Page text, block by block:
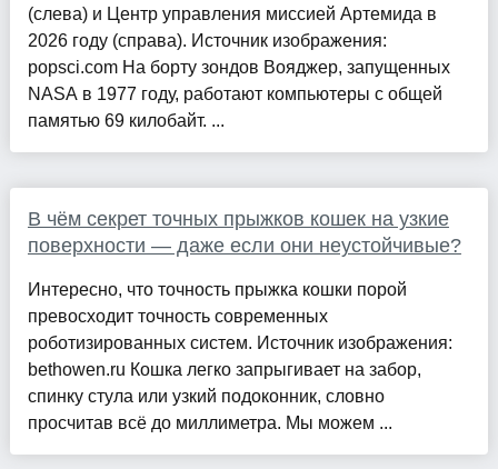
(слева) и Центр управления миссией Артемида в
2026 году (справа). Источник изображения:
popsci.com На борту зондов Вояджер, запущенных
NASA в 1977 году, работают компьютеры с общей
памятью 69 килобайт. ...
В чём секрет точных прыжков кошек на узкие
поверхности — даже если они неустойчивые?
Интересно, что точность прыжка кошки порой
превосходит точность современных
роботизированных систем. Источник изображения:
bethowen.ru Кошка легко запрыгивает на забор,
спинку стула или узкий подоконник, словно
просчитав всё до миллиметра. Мы можем ...